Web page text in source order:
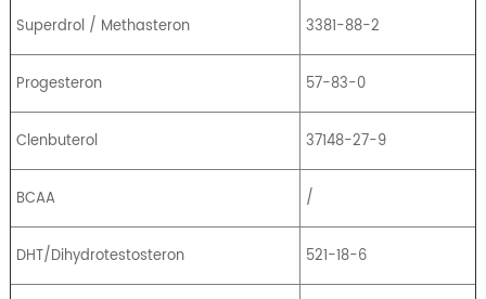
Superdrol / Methasteron 3381-88-2
Progesteron 57-83-0
Clenbuterol 37148-27-9
BCAA /
DHT/Dihydrotestosteron 521-18-6